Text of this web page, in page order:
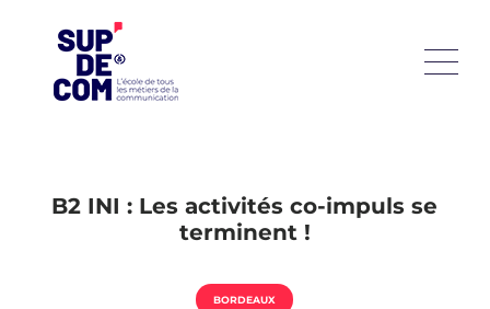
B2 INI : Les activités co-impuls se
terminent !
BORDEAUX